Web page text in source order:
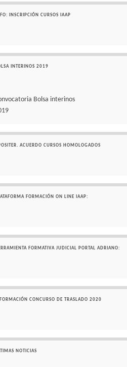
INSCRIPCIÓN CURSOS IAAP
INTERINOS 2019
Bolsa interinos
ACUERDO CURSOS HOMOLOGADOS
FORMACIÓN ON LINE IAAP:
FORMATIVA JUDICIAL PORTAL ADRIANO:
CONCURSO DE TRASLADO 2020
NOTICIAS